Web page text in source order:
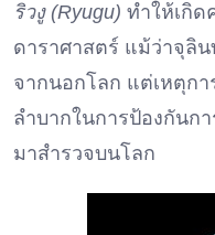
ริวงู (Ryugu) ทำให้เกิด
ดาราศาสตร์ แม้ว่าจุลิ
จากนอกโลก แต่เหตุก
ลำบากในการป้องกันก
มาสำรวจบนโลก